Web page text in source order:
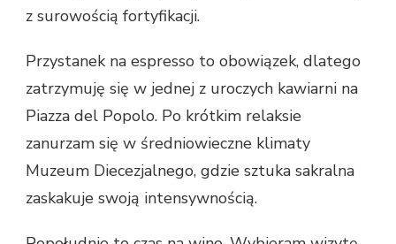
z surowością fortyfikacji.
Przystanek na espresso to obowiązek, dlatego
zatrzymuję się w jednej z uroczych kawiarni na
Piazza del Popolo. Po krótkim relaksie
zanurzam się w średniowieczne klimaty
Muzeum Diecezjalnego, gdzie sztuka sakralna
zaskakuje swoją intensywnością.